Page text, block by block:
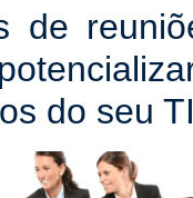
de
do seu